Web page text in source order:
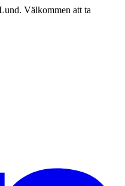
Välkommen att ta